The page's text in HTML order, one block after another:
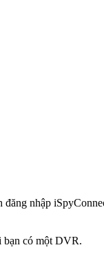
nhập
có một DVR.